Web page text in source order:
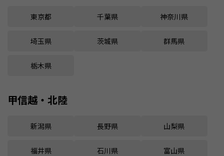
東京都 千葉県 神奈川県
埼玉県 茨城県 群馬県
栃木県
甲信越・北陸
新潟県 長野県 山梨県
福井県 石川県 富山県